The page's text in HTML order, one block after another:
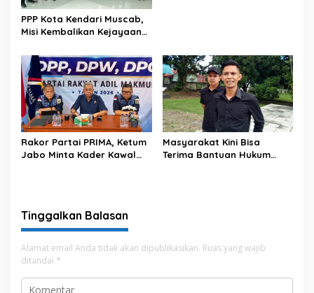
PPP Kota Kendari Muscab,
Misi Kembalikan Kejayaan
Tambah Kursi Legislatif
Rakor Partai PRIMA, Ketum
Jabo Minta Kader Kawal
Masyarakat Kini Bisa
Terima Bantuan Hukum
Tinggalkan Balasan
Alamat email Anda tidak akan dipublikasikan. Ruas yang wajib
ditandai *